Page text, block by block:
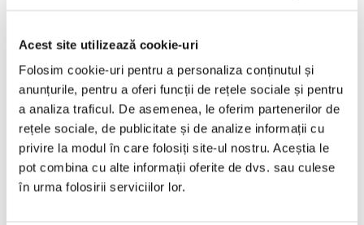
Acest site utilizează cookie-uri
Folosim cookie-uri pentru a personaliza conținutul și
anunțurile, pentru a oferi funcții de rețele sociale și pentru
a analiza traficul. De asemenea, le oferim partenerilor de
rețele sociale, de publicitate și de analize informații cu
privire la modul în care folosiți site-ul nostru. Aceștia le
pot combina cu alte informații oferite de dvs. sau culese
în urma folosirii serviciilor lor.
Arhivă
August 2026
Iulie 2026
Iunie 2026